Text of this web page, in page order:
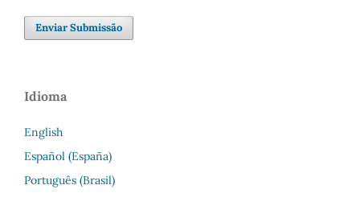
Enviar Submissão
Idioma
English
Español (España)
Português (Brasil)